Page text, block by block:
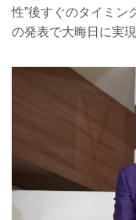
性”後すぐのタイミン
の発表で大晦日に実